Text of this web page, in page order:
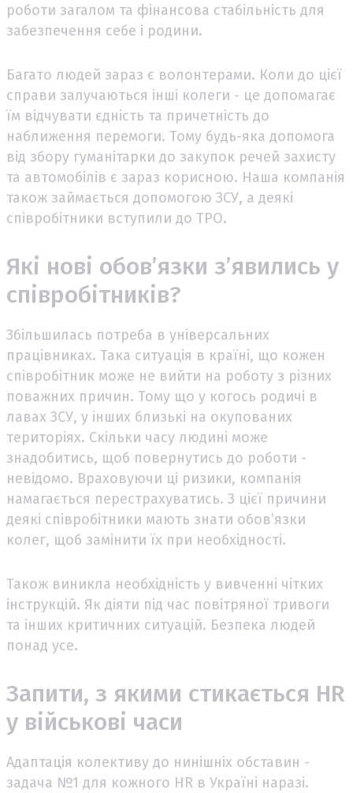
роботи загалом та фінансова стабільність для
забезпечення себе і родини.
Багато людей зараз є волонтерами. Коли до цієї
справи залучаються інші колеги - це допомагає
їм відчувати єдність та причетність до
наближення перемоги. Тому будь-яка допомога
від збору гуманітарки до закупок речей захисту
та автомобілів є зараз корисною. Наша компанія
також займається допомогою ЗСУ, а деякі
співробітники вступили до ТРО.
Які нові обов’язки з’явились у
співробітників?
Збільшилась потреба в універсальних
працівниках. Така ситуація в країні, що кожен
співробітник може не вийти на роботу з різних
поважних причин. Тому що у когось родичі в
лавах ЗСУ, у інших близькі на окупованих
територіях. Скільки часу людині може
знадобитись, щоб повернутись до роботи -
невідомо. Враховуючи ці ризики, компанія
намагається перестрахуватись. З цієї причини
деякі співробітники мають знати обов’язки
колег, щоб замінити їх при необхідності.
Також виникла необхідність у вивченні чітких
інструкцій. Як діяти під час повітряної тривоги
та інших критичних ситуацій. Безпека людей
понад усе.
Запити, з якими стикається HR
у військові часи
Адаптація колективу до нинішніх обставин -
задача №1 для кожного HR в Україні наразі.